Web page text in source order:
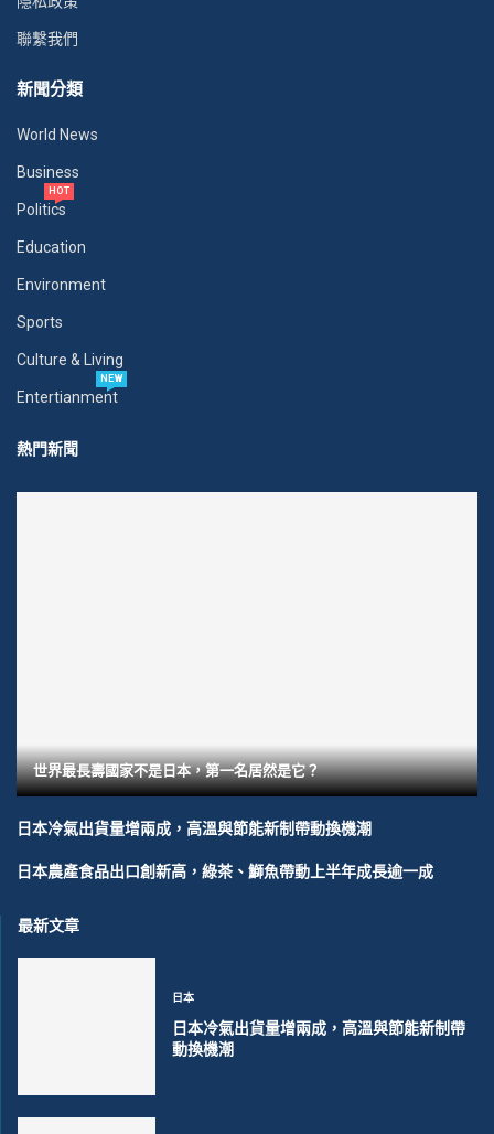
聯繫我們
新聞分類
World News
Business
Politics
HOT
Education
Environment
Sports
Culture & Living
Entertianment
NEW
熱門新聞
世界最長壽國家不是日本，第一名居然是它？
日本冷氣出貨量增兩成，高溫與節能新制帶動換機潮
日本農產食品出口創新高，綠茶、鰤魚帶動上半年成長逾一成
最新文章
日本
日本冷氣出貨量增兩成，高溫與節能新制帶
動換機潮